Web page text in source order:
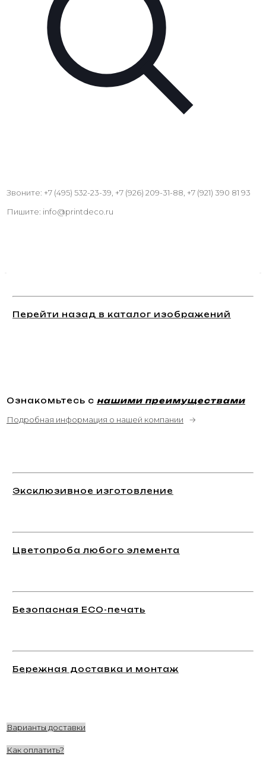
Звоните: +7 (495) 532-23-39, +7 (926) 209-31-88, +7 (921) 390 81 93
Пишите: info@printdeco.ru
Перейти назад в каталог изображений
Ознакомьтесь с нашими преимуществами
Подробная информация о нашей компании →
Эксклюзивное изготовление
Цветопроба любого элемента
Безопасная ECO-печать
Бережная доставка и монтаж
Варианты доставки
Как оплатить?